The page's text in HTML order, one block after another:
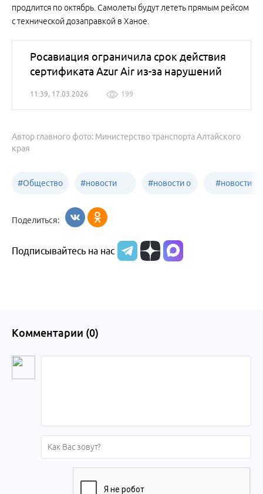
продлится по октябрь. Самолеты будут лететь прямым рейсом
с технической дозаправкой в Ханое.
Росавиация ограничила срок действия
сертификата Azur Air из-за нарушений
11:39, 17.03.2026 199
Автор главного фото: Министерство транспорта Алтайского
края
#Общество #новости
образования
#новости о
Алтайского
#новости
Поделиться:
Подписывайтесь на нас
Комментарии (0)